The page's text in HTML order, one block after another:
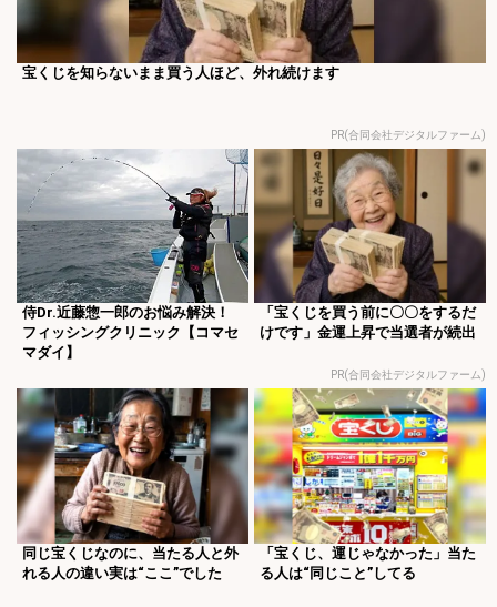
宝くじを知らないまま買う人ほど、外れ続けます
PR(合同会社デジタルファーム)
侍Dr.近藤惣一郎のお悩み解決！
フィッシングクリニック【コマセ
マダイ】
「宝くじを買う前に〇〇をするだ
けです」金運上昇で当選者が続出
PR(合同会社デジタルファーム)
同じ宝くじなのに、当たる人と外
れる人の違い実は“ここ”でした
「宝くじ、運じゃなかった」当た
る人は“同じこと”してる